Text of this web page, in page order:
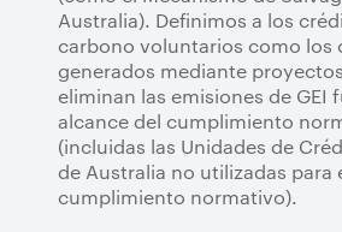
Australia). Definimos a los
carbono voluntarios como los
generados mediante
eliminan las emisiones de GEI
alcance del cumplimiento
(incluidas las Unidades de
de Australia no utilizadas para
cumplimiento normativo).